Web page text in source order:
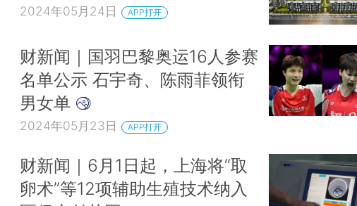
2024年05月24日 APP打开
财新闻｜国羽巴黎奥运16人参赛
名单公示 石宇奇、陈雨菲领衔
男女单
2024年05月23日 APP打开
财新闻｜6月1日起，上海将“取
卵术”等12项辅助生殖技术纳入